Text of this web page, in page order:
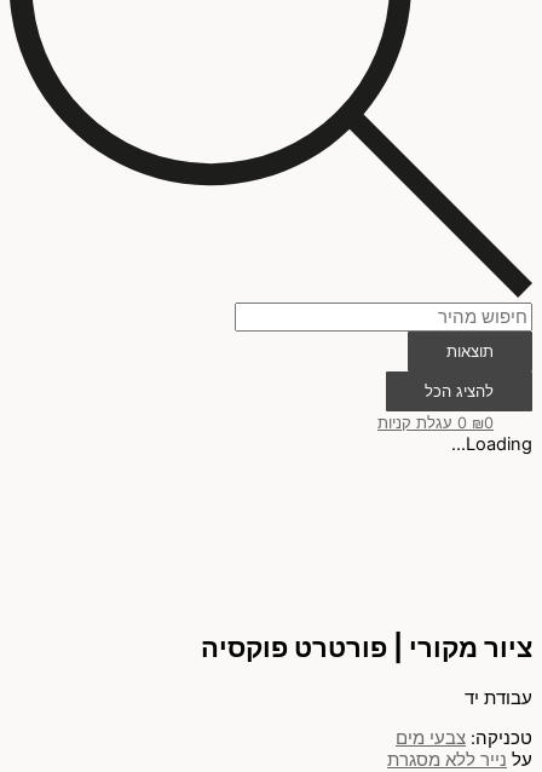
תוצאות
להציג הכל
₪0
0 עגלת קניות
Loading...
ציור מקורי | פורטרט פוקסיה
עבודת יד
טכניקה: צבעי מים
על נייר ללא מסגרת